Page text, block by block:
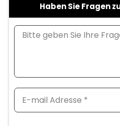
Haben Sie Fragen